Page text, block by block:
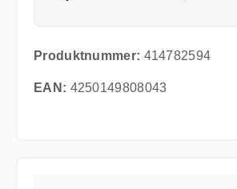
Produktnummer: 414782594
EAN: 4250149808043